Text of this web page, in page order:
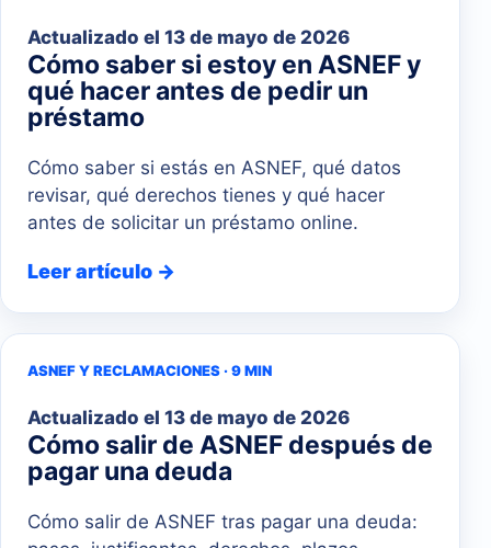
Actualizado el 13 de mayo de 2026
Cómo saber si estoy en ASNEF y
qué hacer antes de pedir un
préstamo
Cómo saber si estás en ASNEF, qué datos
revisar, qué derechos tienes y qué hacer
antes de solicitar un préstamo online.
Leer artículo →
ASNEF Y RECLAMACIONES · 9 MIN
Actualizado el 13 de mayo de 2026
Cómo salir de ASNEF después de
pagar una deuda
Cómo salir de ASNEF tras pagar una deuda: